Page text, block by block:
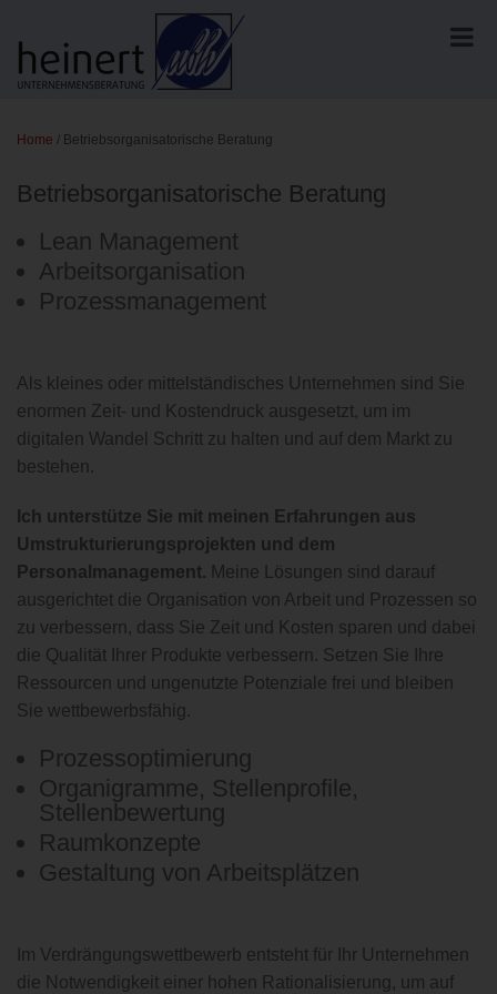
Home / Betriebsorganisatorische Beratung
Betriebsorganisatorische Beratung
Lean Management
Arbeitsorganisation
Prozessmanagement
Als kleines oder mittelständisches Unternehmen sind Sie
enormen Zeit- und Kostendruck ausgesetzt, um im
digitalen Wandel Schritt zu halten und auf dem Markt zu
bestehen.
Ich unterstütze Sie mit meinen Erfahrungen aus
Umstrukturierungsprojekten und dem
Personalmanagement. Meine Lösungen sind darauf
ausgerichtet die Organisation von Arbeit und Prozessen so
zu verbessern, dass Sie Zeit und Kosten sparen und dabei
die Qualität Ihrer Produkte verbessern. Setzen Sie Ihre
Ressourcen und ungenutzte Potenziale frei und bleiben
Sie wettbewerbsfähig.
Prozessoptimierung
Organigramme, Stellenprofile,
Stellenbewertung
Raumkonzepte
Gestaltung von Arbeitsplätzen
Im Verdrängungswettbewerb entsteht für Ihr Unternehmen
die Notwendigkeit einer hohen Rationalisierung, um auf